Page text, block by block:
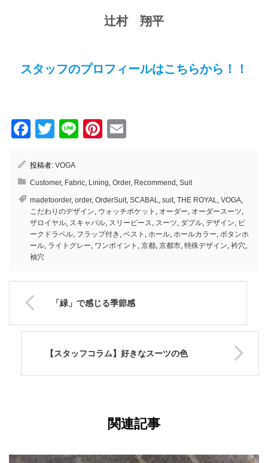
辻村 翔平
スタッフのプロフィールはこちらから！！
Facebook
Twitter
LinePinterest
投稿者: VOGA
Customer, Fabric, Lining, Order, Recommend , Suit
madetoorder, order, OrderSuit, SCABAL, suit, THE ROYAL, VOGA,
こだわりのデザイン, ウォッチポケット , オーダー, オーダースーツ,
ザロイヤル, スキャバル, スリーピース, スーツ, ダブル, デザイン, ピ
ークドラペル, フラップ付き , ベスト , ホール, ホールカラー, ボタンホ
ール, ライトグレー, ワンポイント , 京都, 京都市, 特殊デザイン, 衿穴,
袖穴
「緑」で感じる季節感
【スタッフコラム】好きなスーツの色
関連記事